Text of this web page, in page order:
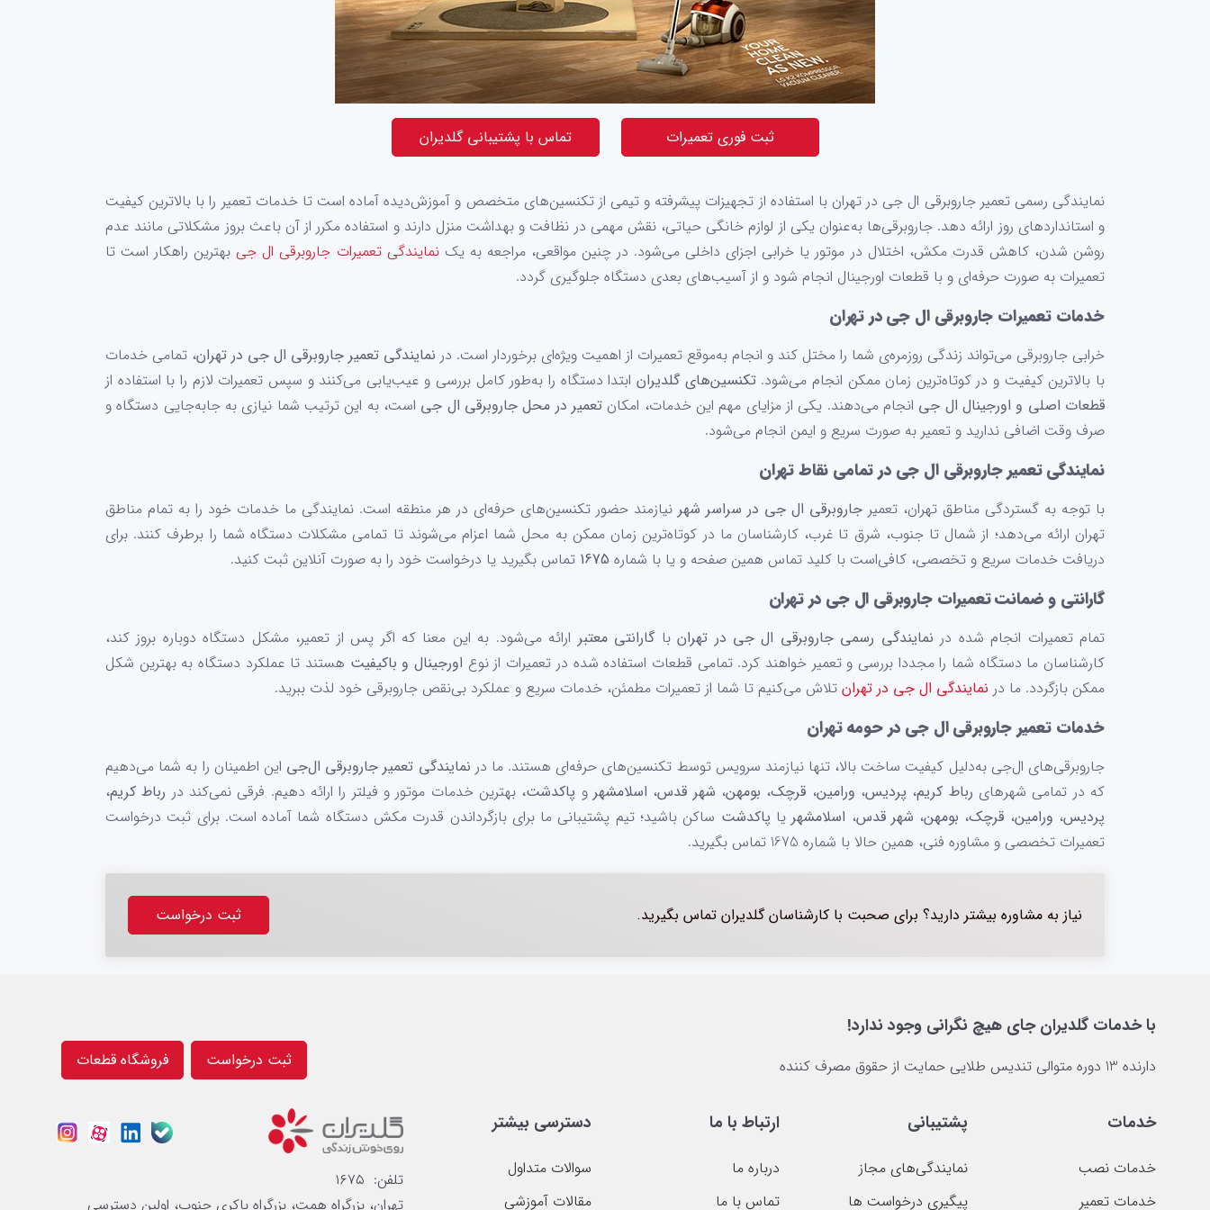
ثبت فوری تعمیرات تماس با پشتیبانی گلدیران
نمایندگی رسمی تعمیر جاروبرقی ال جی در تهران با استفاده از تجهیزات پیشرفته و تیمی از تکنسین‌های متخصص و آموزش‌دیده آماده است تا خدمات تعمیر را با بالاترین کیفیت
و استانداردهای روز ارائه دهد. جاروبرقی‌ها به‌عنوان یکی از لوازم خانگی حیاتی، نقش مهمی در نظافت و بهداشت منزل دارند و استفاده مکرر از آن‌ باعث بروز مشکلاتی مانند عدم
روشن شدن، کاهش قدرت مکش، اختلال در موتور یا خرابی اجزای داخلی می‌شود. در چنین مواقعی، مراجعه به یکنمایندگی تعمیرات جاروبرقی ال جیبهترین راهکار است تا
تعمیرات به صورت حرفه‌ای و با قطعات اورجینال انجام شود و از آسیب‌های بعدی دستگاه جلوگیری گردد.
خدمات تعمیرات جاروبرقی ال جی در تهران
خرابی جاروبرقی می‌تواند زندگی روزمره‌ی شما را مختل کند و انجام به‌موقع تعمیرات از اهمیت ویژه‌ای برخوردار است. در نمایندگی تعمیر جاروبرقی ال جی در تهران، تمامی خدمات
با بالاترین کیفیت و در کوتاه‌ترین زمان ممکن انجام می‌شود.تکنسین‌های گلدیران ابتدا دستگاه را به‌طور کامل بررسی و عیب‌یابی می‌کنند و سپس تعمیرات لازم را با استفاده از
قطعات اصلی و اورجینال ال جی انجام می‌دهند. یکی از مزایای مهم این خدمات، امکان تعمیر در محل جاروبرقی ال جی است، به این ترتیب شما نیازی به جابه‌جایی دستگاه و
صرف وقت اضافی ندارید و تعمیر به صورت سریع و ایمن انجام می‌شود.
نمایندگی تعمیر جاروبرقی ال جی در تمامی نقاط تهران
با توجه به گستردگی مناطق تهران، تعمیر جاروبرقی ال جی در سراسر شهر نیازمند حضور تکنسین‌های حرفه‌ای در هر منطقه است. نمایندگی ما خدمات خود را به تمام مناطق
تهران ارائه می‌دهد؛ از شمال تا جنوب، شرق تا غرب، کارشناسان ما در کوتاه‌ترین زمان ممکن به محل شما اعزام می‌شوند تا تمامی مشکلات دستگاه شما را برطرف کنند. برای
دریافت خدمات سریع و تخصصی، کافی‌است با کلید تماس همین صفحه و یا با شماره 1675 تماس بگیرید یا درخواست خود را به صورت آنلاین ثبت کنید.
گارانتی و ضمانت تعمیرات جاروبرقی ال جی در تهران
تمام تعمیرات انجام شده در نمایندگی رسمی جاروبرقی ال جی در تهرانباگارانتی معتبر ارائه می‌شود. به این معنا که اگر پس از تعمیر، مشکل دستگاه دوباره بروز کند،
کارشناسان ما دستگاه شما را مجددا بررسی و تعمیر خواهند کرد. تمامی قطعات استفاده شده در تعمیرات از نوع اورجینال و باکیفیت هستند تا عملکرد دستگاه به بهترین شکل
ممکن بازگردد. ما در نمایندگی ال جی در تهران تلاش می‌کنیم تا شما از تعمیرات مطمئن، خدمات سریع و عملکرد بی‌نقص جاروبرقی خود لذت ببرید.
خدمات تعمیر جاروبرقی ال جی در حومه تهران
جاروبرقی‌های ال‌جی به‌دلیل کیفیت ساخت بالا، تنها نیازمند سرویس توسط تکنسین‌های حرفه‌ای هستند. ما در نمایندگی تعمیر جاروبرقی ال‌جی این اطمینان را به شما می‌دهیم
که در تمامی شهرهای رباط کریم، پردیس، ورامین، قرچک، بومهن، شهر قدس، اسلامشهرو پاکدشت، بهترین خدمات موتور و فیلتر را ارائه دهیم. فرقی نمی‌کند در رباط کریم،
پردیس، ورامین، قرچک، بومهن، شهر قدس، اسلامشهریا پاکدشت ساکن باشید؛ تیم پشتیبانی ما برای بازگرداندن قدرت مکش دستگاه شما آماده است. برای ثبت درخواست
تعمیرات تخصصی و مشاوره فنی، همین حالا با شماره 1675 تماس بگیرید.
نیاز به مشاوره بیشتر دارید؟ برای صحبت با کارشناسان گلدیران تماس بگیرید. ثبت درخواست
با خدمات گلدیران جای هیچ نگرانی وجود ندارد!
دارنده 13 دوره متوالی تندیس طلایی حمایت از حقوق مصرف کننده ثبت درخواست فروشگاه قطعات
خدمات
خدمات نصب
خدمات تعمیر
پشتیبانی
نمایندگی‌های مجاز
پیگیری درخواست ها
ارتباط با ما
درباره ما
تماس با ما
دسترسی بیشتر
سوالات متداول
مقالات آموزشی
تلفن: ۱۶۷۵
تهران، بزرگراه همت، بزرگراه باکری جنوب، اولین دسترسی